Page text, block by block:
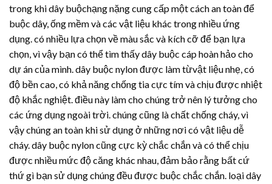
trong khi dây buộchạng nặng cung cấp một cách an toàn để
buộc dây, ống mềm và các vật liệu khác trong nhiều ứng
dụng. có nhiều lựa chọn về màu sắc và kích cỡ để bạn lựa
chọn, vì vậy bạn có thể tìm thấy dây buộc cáp hoàn hảo cho
dự án của mình. dây buộc nylon được làm từvật liệu nhẹ, có
độ bền cao, có khả năng chống tia cực tím và chịu được nhiệt
độ khắc nghiệt. điều này làm cho chúng trở nên lý tưởng cho
các ứng dụng ngoài trời. chúng cũng là chất chống cháy, vì
vậy chúng an toàn khi sử dụng ở những nơi có vật liệu dễ
cháy. dây buộc nylon cũng cực kỳ chắc chắn và có thể chịu
được nhiều mức độ căng khác nhau, đảm bảo rằng bất cứ
thứ gì bạn sử dụng chúng đều được buộc chắc chắn. loại dây